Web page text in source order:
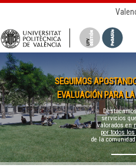
SEGUIMOS
EVALUACIÓN PARA
servicios
valorados en
por todos
de la